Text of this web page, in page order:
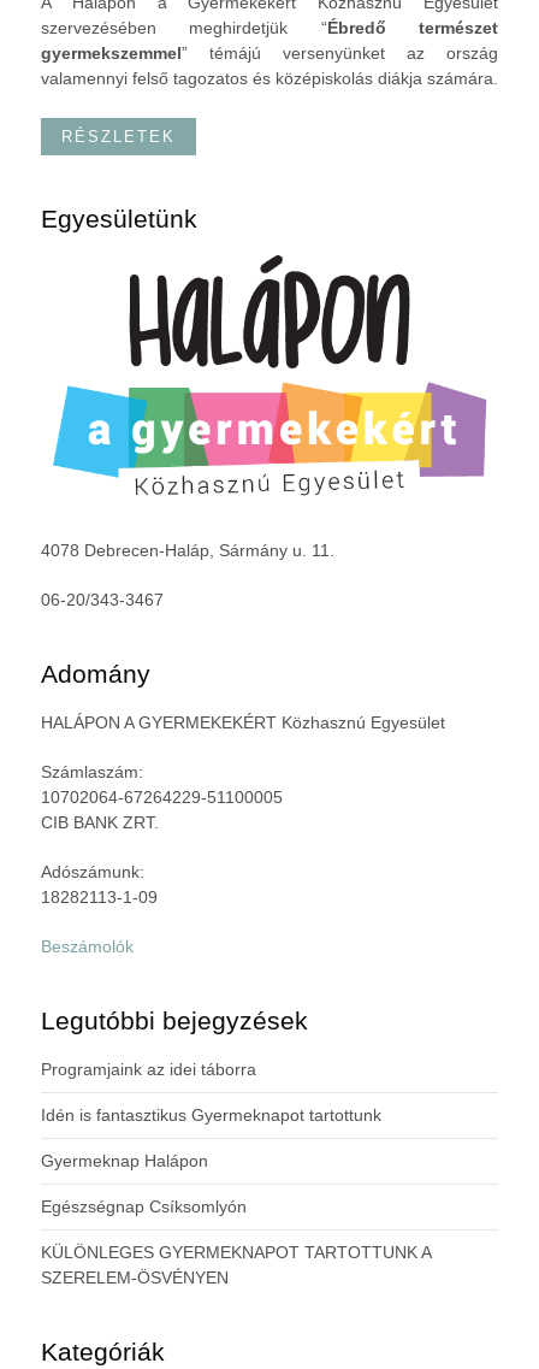
szervezésében meghirdetjük “Ébredő természet
gyermekszemmel” témájú versenyünket az ország
valamennyi felső tagozatos és középiskolás diákja számára.
RÉSZLETEK
Egyesületünk
4078 Debrecen-Haláp, Sármány u. 11.
06-20/343-3467
Adomány
HALÁPON A GYERMEKEKÉRT Közhasznú Egyesület
Számlaszám:
10702064-67264229-51100005
CIB BANK ZRT.
Adószámunk:
18282113-1-09
Beszámolók
Legutóbbi bejegyzések
Programjaink az idei táborra
Idén is fantasztikus Gyermeknapot tartottunk
Gyermeknap Halápon
Egészségnap Csíksomlyón
KÜLÖNLEGES GYERMEKNAPOT TARTOTTUNK A
SZERELEM-ÖSVÉNYEN
Kategóriák